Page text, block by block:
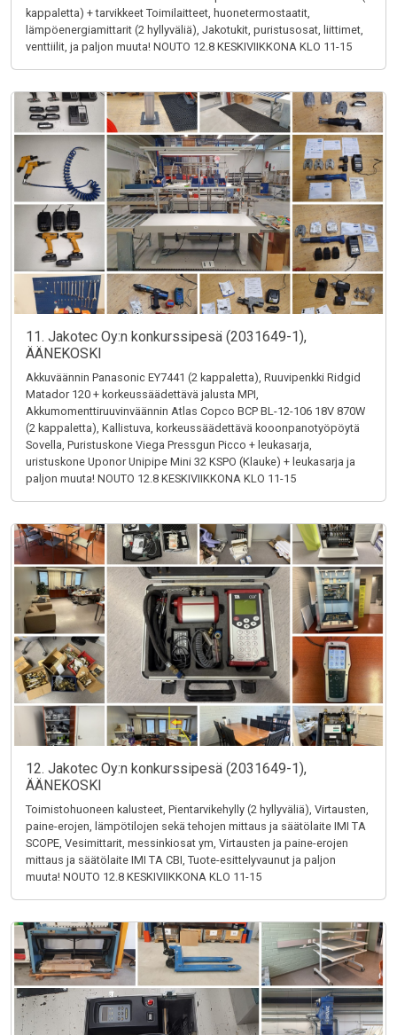
kappaletta) + tarvikkeet Toimilaitteet, huonetermostaatit,
lämpöenergiamittarit (2 hyllyväliä), Jakotukit, puristusosat, liittimet,
venttiilit, ja paljon muuta! NOUTO 12.8 KESKIVIIKKONA KLO 11-15
11. Jakotec Oy:n konkurssipesä (2031649-1),
ÄÄNEKOSKI
Akkuväännin Panasonic EY7441 (2 kappaletta), Ruuvipenkki Ridgid
Matador 120 + korkeussäädettävä jalusta MPI,
Akkumomenttiruuvinväännin Atlas Copco BCP BL-12-106 18V 870W
(2 kappaletta), Kallistuva, korkeussäädettävä kooonpanotyöpöytä
Sovella, Puristuskone Viega Pressgun Picco + leukasarja,
uristuskone Uponor Unipipe Mini 32 KSPO (Klauke) + leukasarja ja
paljon muuta! NOUTO 12.8 KESKIVIIKKONA KLO 11-15
12. Jakotec Oy:n konkurssipesä (2031649-1),
ÄÄNEKOSKI
Toimistohuoneen kalusteet, Pientarvikehylly (2 hyllyväliä), Virtausten,
paine-erojen, lämpötilojen sekä tehojen mittaus ja säätölaite IMI TA
SCOPE, Vesimittarit, messinkiosat ym, Virtausten ja paine-erojen
mittaus ja säätölaite IMI TA CBI, Tuote-esittelyvaunut ja paljon
muuta! NOUTO 12.8 KESKIVIIKKONA KLO 11-15